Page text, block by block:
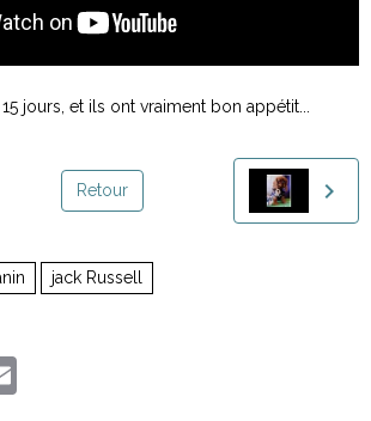
jours, et ils ont vraiment bon appétit...
Retour
jack Russell